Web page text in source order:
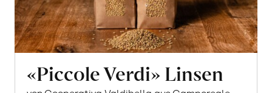
«Piccole Verdi» Linsen